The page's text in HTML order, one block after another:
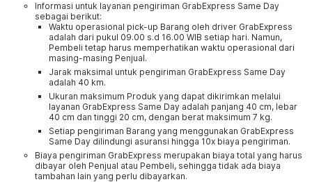
Informasi untuk layanan pengiriman GrabExpress Same Day
sebagai berikut:
Waktu operasional pick-up Barang oleh driver GrabExpress
adalah dari pukul 09.00 s.d 16.00 WIB setiap hari. Namun,
Pembeli tetap harus memperhatikan waktu operasional dari
masing-masing Penjual.
Jarak maksimal untuk pengiriman GrabExpress Same Day
adalah 40 km.
Ukuran maksimum Produk yang dapat dikirimkan melalui
layanan GrabExpress Same Day adalah panjang 40 cm, lebar
40 cm dan tinggi 20 cm, dengan berat maksimum 7 kg.
Setiap pengiriman Barang yang menggunakan GrabExpress
Same Day dilindungi asuransi hingga 10x biaya pengiriman.
Biaya pengiriman GrabExpress merupakan biaya total yang harus
dibayar oleh Penjual atau Pembeli, sehingga tidak ada biaya
tambahan lain yang perlu dibayarkan.